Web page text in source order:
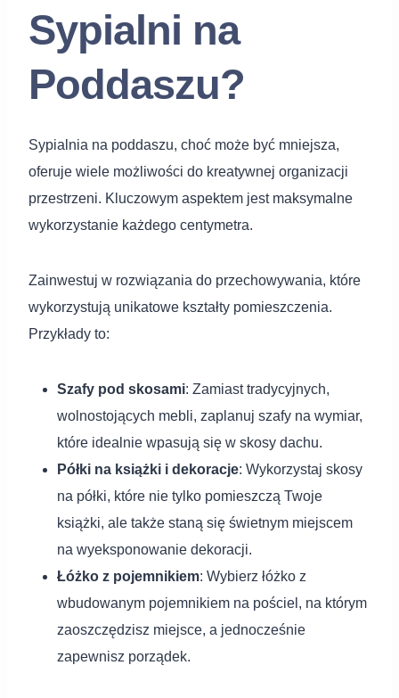
Sypialni na
Poddaszu?
Sypialnia na poddaszu, choć może być mniejsza,
oferuje wiele możliwości do kreatywnej organizacji
przestrzeni. Kluczowym aspektem jest maksymalne
wykorzystanie każdego centymetra.
Zainwestuj w rozwiązania do przechowywania, które
wykorzystują unikatowe kształty pomieszczenia.
Przykłady to:
Szafy pod skosami: Zamiast tradycyjnych,
wolnostojących mebli, zaplanuj szafy na wymiar,
które idealnie wpasują się w skosy dachu.
Półki na książki i dekoracje: Wykorzystaj skosy
na półki, które nie tylko pomieszczą Twoje
książki, ale także staną się świetnym miejscem
na wyeksponowanie dekoracji.
Łóżko z pojemnikiem: Wybierz łóżko z
wbudowanym pojemnikiem na pościel, na którym
zaoszczędzisz miejsce, a jednocześnie
zapewnisz porządek.